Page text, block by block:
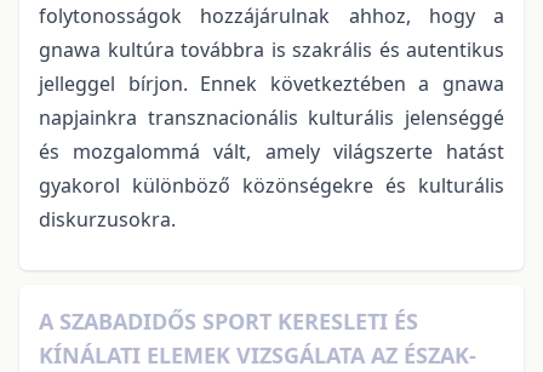
folytonosságok hozzájárulnak ahhoz, hogy a
gnawa kultúra továbbra is szakrális és autentikus
jelleggel bírjon. Ennek következtében a gnawa
napjainkra transznacionális kulturális jelenséggé
és mozgalommá vált, amely világszerte hatást
gyakorol különböző közönségekre és kulturális
diskurzusokra.
A SZABADIDŐS SPORT KERESLETI ÉS
KÍNÁLATI ELEMEK VIZSGÁLATA AZ ÉSZAK-